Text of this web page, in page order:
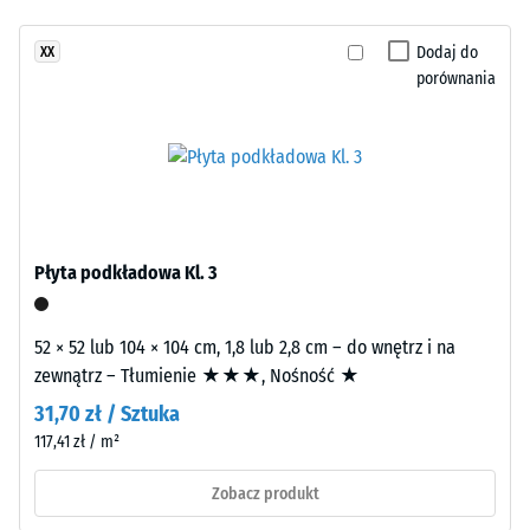
ciemne
szarości
Kolor
przypomina
szlifowany
kamień
naturalny.
Materiał
kg/m³
Tłumienie
tłumienie
antypoślizgowości
DS (EN 14041) -
Wartość skali 5 =
Współczynnik
tarcia ok. 0,6
na
jeszcze
żadnego
Dodaj do
porównania
XX
Płyta podkładowa Kl. 3
52 × 52 lub 104 × 104 cm, 1,8 lub 2,8 cm – do wnętrz i na
zewnątrz – Tłumienie ★★★, Nośność ★
31,70 zł / Sztuka
117,41 zł / m²
Zobacz produkt